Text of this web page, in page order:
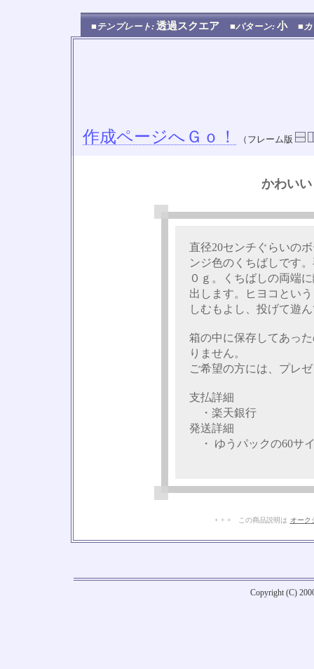
■テンプレート: 透過スクエア ■パターン: 小 ■
作成ページへＧｏ！ （フレーム版
かわい
直径20センチぐらいの
ンジ色のくちばしです
０ｇ。くちばしの両端
出します。ヒヨコとい
しむもよし、投げて遊
箱の中に保存してあっ
りません。
ご希望の方には、プレ
支払詳細
・楽天銀行
発送詳細
・ ゆうパックの60サ
+ + + この商品説明は オーク
Copyright (C)